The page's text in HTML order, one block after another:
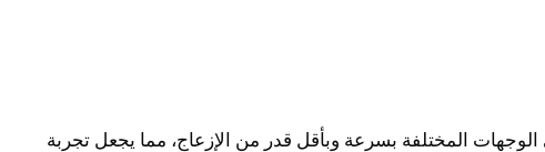
المختلفة بسرعة وبأقل قدر من الإزعاج، مما يجعل تجربة